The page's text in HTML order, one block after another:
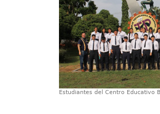
Estudiantes del Centro Educativo